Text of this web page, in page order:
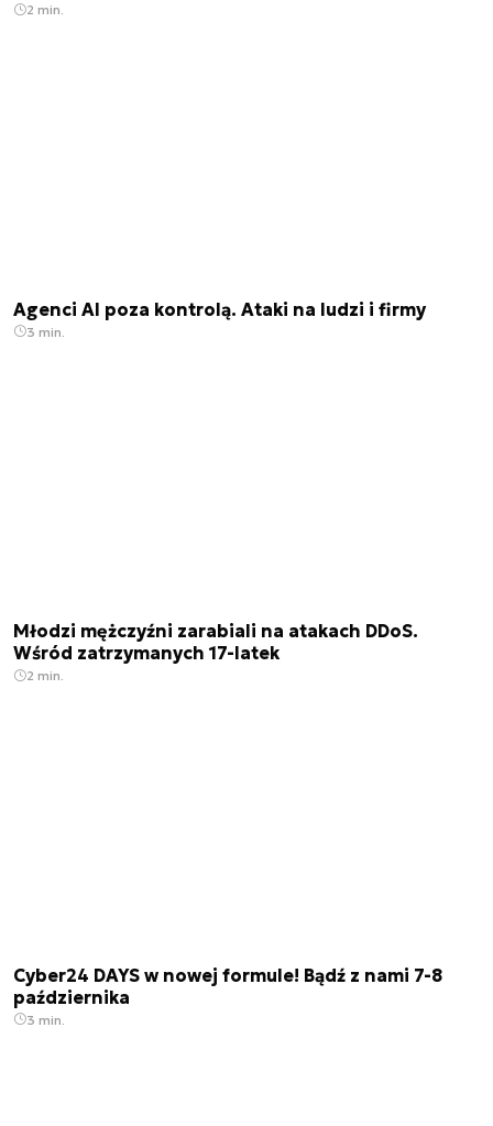
2 min.
Agenci AI poza kontrolą. Ataki na ludzi i firmy
3 min.
Młodzi mężczyźni zarabiali na atakach DDoS.
Wśród zatrzymanych 17-latek
2 min.
Cyber24 DAYS w nowej formule! Bądź z nami 7-8
października
3 min.